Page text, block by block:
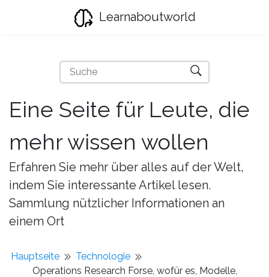
Learnaboutworld
Eine Seite für Leute, die
mehr wissen wollen
Erfahren Sie mehr über alles auf der Welt,
indem Sie interessante Artikel lesen.
Sammlung nützlicher Informationen an
einem Ort
Hauptseite
Technologie
Operations Research Forse, wofür es, Modelle,